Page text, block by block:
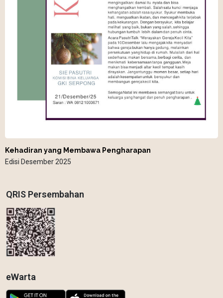
Kehadiran yang Membawa Pengharapan
Edisi Desember 2025
QRIS Persembahan
eWarta